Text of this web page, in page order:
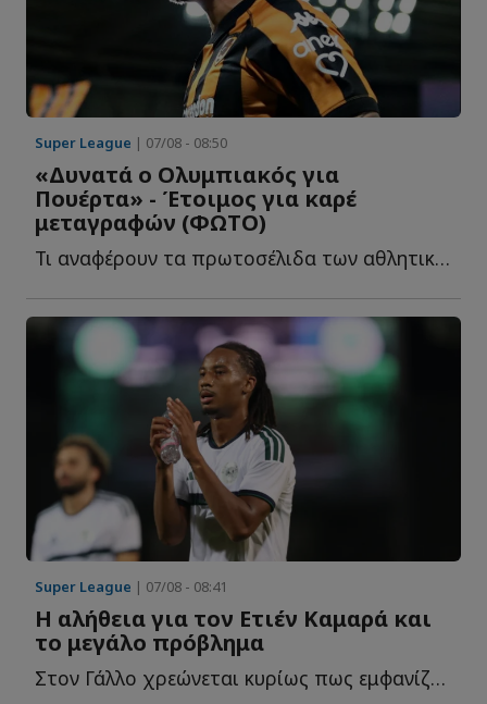
Super League | 07/08 - 08:50
«Δυνατά ο Ολυμπιακός για
Πουέρτα» - Έτοιμος για καρέ
μεταγραφών (ΦΩΤΟ)
Τι αναφέρουν τα πρωτοσέλιδα των αθλητικών εφημερίδων σ...
Super League | 07/08 - 08:41
Η αλήθεια για τον Ετιέν Καμαρά και
το μεγάλο πρόβλημα
Στον Γάλλο χρεώνεται κυρίως πως εμφανίζεται soft αμυντικά, ό...